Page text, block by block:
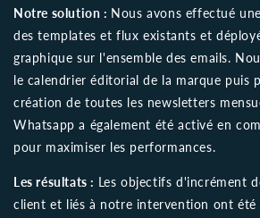
Notre solution : Nous avons effectué
des templates et flux existants et
graphique sur l'ensemble des emails.
le calendrier éditorial de la marque puis
création de toutes les newsletters
Whatsapp a également été activé en
pour maximiser les performances.
Les résultats : Les objectifs d'incrément
client et liés à notre intervention ont été